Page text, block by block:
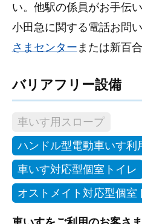
い。他駅の係員がお手伝
小田急に関する電話お問い
さまセンター または新百
バリアフリー設備
車いす用スロープ
ハンドル型電動車いす利
車いす対応型個室トイレ
オストメイト対応型個室